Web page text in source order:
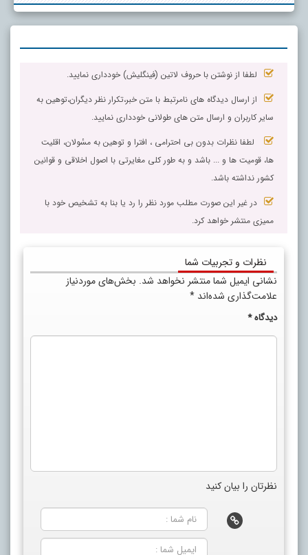
لطفا از نوشتن با حروف لاتین (فینگلیش) خودداری نمایید.
از ارسال دیدگاه های نامرتبط با متن خبر،تکرار نظر دیگران،توهین به
سایر کاربران و ارسال متن های طولانی خودداری نمایید.
لطفا نظرات بدون بی احترامی ، افترا و توهین به مسٔولان، اقلیت
ها، قومیت ها و ... باشد و به طور کلی مغایرتی با اصول اخلاقی و قوانین
کشور نداشته باشد.
در غیر این صورت مطلب مورد نظر را رد یا بنا به تشخیص خود با
ممیزی منتشر خواهد کرد.
نظرات و تجربیات شما
نشانی ایمیل شما منتشر نخواهد شد. بخش‌های موردنیاز
علامت‌گذاری شده‌اند *
دیدگاه*
نظرتان را بیان کنید